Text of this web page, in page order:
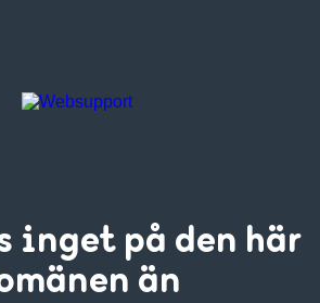
inget på den här
än